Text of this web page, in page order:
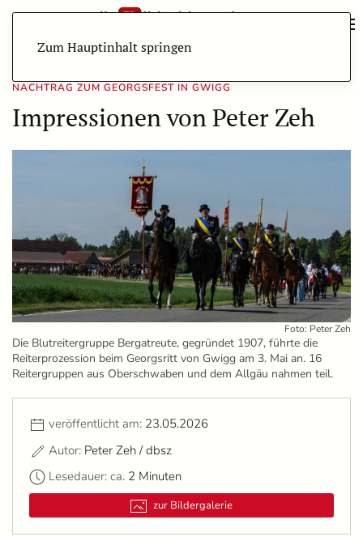
Zum Hauptinhalt springen
NACHTRAG ZUM GEORGSFEST IN GWIGG
Impressionen von Peter Zeh
Foto: Peter Zeh
Die Blutreitergruppe Bergatreute, gegründet 1907, führte die
Reiterprozession beim Georgsritt von Gwigg am 3. Mai an. 16
Reitergruppen aus Oberschwaben und dem Allgäu nahmen teil.
veröffentlicht am: 23.05.2026
Autor: Peter Zeh / dbsz
Lesedauer: ca. 2 Minuten
zur Bildergalerie